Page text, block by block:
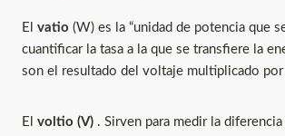
El vatio (W) es la “unidad de potencia que
cuantificar la tasa a la que se transfiere la
son el resultado del voltaje multiplicado
El voltio (V) . Sirven para medir la diferencia